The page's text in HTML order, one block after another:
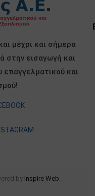
μέχρι και σήμερα
στην εισαγωγή και
και
by Inspire Web.